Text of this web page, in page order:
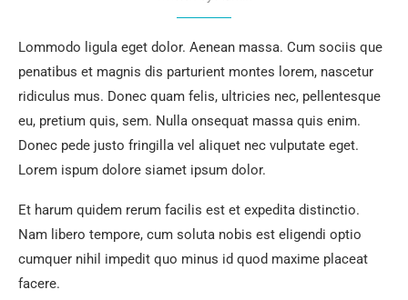
Lommodo ligula eget dolor. Aenean massa. Cum sociis que
penatibus et magnis dis parturient montes lorem, nascetur
ridiculus mus. Donec quam felis, ultricies nec, pellentesque
eu, pretium quis, sem. Nulla onsequat massa quis enim.
Donec pede justo fringilla vel aliquet nec vulputate eget.
Lorem ispum dolore siamet ipsum dolor.
Et harum quidem rerum facilis est et expedita distinctio.
Nam libero tempore, cum soluta nobis est eligendi optio
cumquer nihil impedit quo minus id quod maxime placeat
facere.